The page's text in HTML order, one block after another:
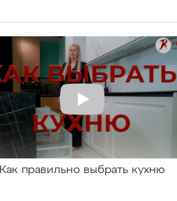
Как правильно выбрать кухню